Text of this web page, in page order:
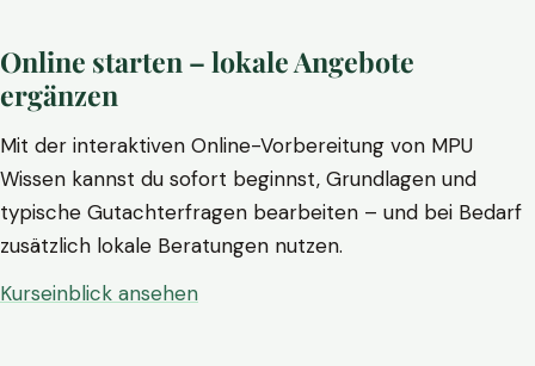
Online starten – lokale Angebote
ergänzen
Mit der interaktiven Online-Vorbereitung von MPU
Wissen kannst du sofort beginnst, Grundlagen und
typische Gutachterfragen bearbeiten – und bei Bedarf
zusätzlich lokale Beratungen nutzen.
Kurseinblick ansehen